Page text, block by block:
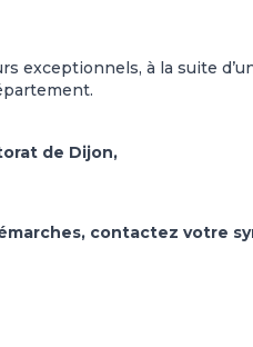
exceptionnels, à la suite
de Dijon,
contactez votre